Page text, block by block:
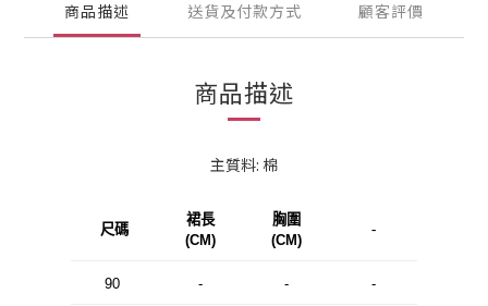
商品描述 送貨及付款方式 顧客評價
商品描述
主質料: 棉
尺碼
裙長
(CM)
胸圍
(CM)
-
90 - - -